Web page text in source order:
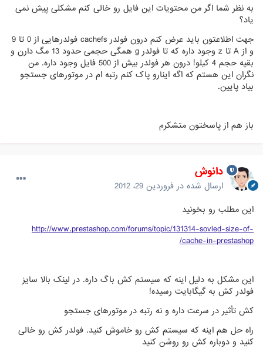
به نظر شما اگر من محتویات این فایل رو خالی کنم مشکلی پیش نمی
یاد؟
جهت اطلاعتون باید عرض کنم درون فولدر cachefs فولدرهایی از 0 تا 9
و از A تا z وجود داره که تا فولدر g همگی حجمی حدود 13 مگ دارن و
بقیه حجم 4 کیلو! درون هر فولدر بیش از 500 فایل وجود داره. من
نگران این هستم که اگه اینارو پاک کنم رتبه ام در موتورهای جستجو
بیاد پایین.
باز هم از پاسختون متشکرم
دانوش
ارسال شده در فروردین 29، 2012
این مطلب رو بخونید
http://www.prestashop.com/forums/topic/131314-sovled-size-of-
cache-in-prestashop/
این مشکل به دلیل اینه که سیستم کش باگ داره. در لینک بالا سایز
فولدر کش به گیگابایت رسیده!
کش تأثیر در سرعت داره و نه رتبه در موتورهای جستجو
راه حل هم اینه که سیستم کش رو خاموش کنید. فولدر کش رو خالی
کنید و دوباره کش رو روشن کنید